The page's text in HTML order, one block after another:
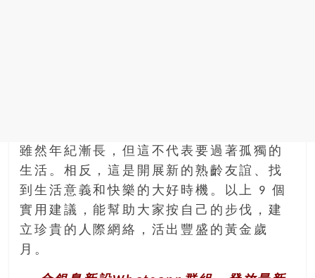
雖然年紀漸長，但這不代表要過著孤獨的
生活。相反，這是開展新的熟齡友誼、找
到生活意義和快樂的大好時機。以上 9 個
實用建議，能幫助大家按自己的步伐，建
立珍貴的人際網絡，活出豐盛的黃金歲
月。